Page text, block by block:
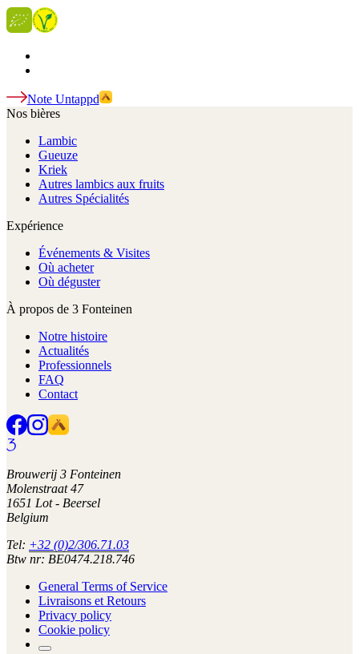
Note Untappd
Nos bières
Lambic
Gueuze
Kriek
Autres lambics aux fruits
Autres Spécialités
Expérience
Événements & Visites
Où acheter
Où déguster
À propos de 3 Fonteinen
Notre histoire
Actualités
Professionnels
FAQ
Contact
Brouwerij 3 Fonteinen
Molenstraat 47
1651 Lot - Beersel
Belgium
Tel: +32 (0)2/306.71.03
Btw nr: BE0474.218.746
General Terms of Service
Livraisons et Retours
Privacy policy
Cookie policy